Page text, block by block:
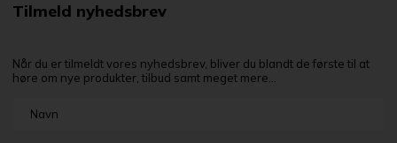
Tilmeld nyhedsbrev
Når du er tilmeldt vores nyhedsbrev, bliver du blandt de første til at
høre om nye produkter, tilbud samt meget mere...